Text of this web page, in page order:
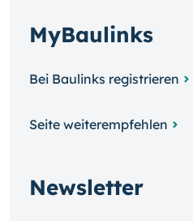
MyBaulinks
Bei Baulinks registrieren
Seite weiterempfehlen
Newsletter